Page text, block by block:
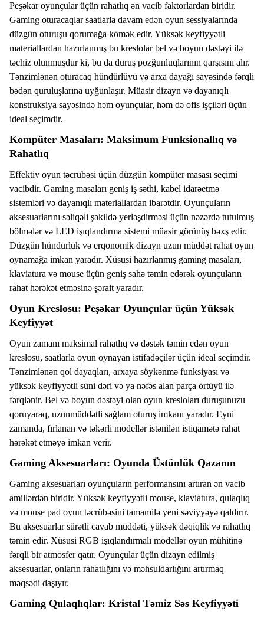
Peşəkar oyunçular üçün rahatlıq ən vacib faktorlardan biridir.
Gaming oturacaqlar saatlarla davam edən oyun sessiyalarında
düzgün oturuşu qorumağa kömək edir. Yüksək keyfiyyətli
materiallardan hazırlanmış bu kreslolar bel və boyun dəstəyi ilə
təchiz olunmuşdur ki, bu da duruş pozğunluqlarının qarşısını alır.
Tənzimlənən oturacaq hündürlüyü və arxa dayağı sayəsində fərqli
bədən quruluşlarına uyğunlaşır. Müasir dizayn və dayanıqlı
konstruksiya sayəsində həm oyunçular, həm də ofis işçiləri üçün
ideal seçimdir.
Kompüter Masaları: Maksimum Funksionallıq və
Rahatlıq
Effektiv oyun təcrübəsi üçün düzgün kompüter masası seçimi
vacibdir. Gaming masaları geniş iş səthi, kabel idarəetmə
sistemləri və dayanıqlı materiallardan ibarətdir. Oyunçuların
aksesuarlarını səliqəli şəkildə yerləşdirməsi üçün nəzərdə tutulmuş
bölmələr və LED işıqlandırma sistemi müasir görünüş bəxş edir.
Düzgün hündürlük və erqonomik dizayn uzun müddət rahat oyun
oynamağa imkan yaradır. Xüsusi hazırlanmış gaming masaları,
klaviatura və mouse üçün geniş sahə təmin edərək oyunçuların
rahat hərəkət etməsinə şərait yaradır.
Oyun Kreslosu: Peşəkar Oyunçular üçün Yüksək
Keyfiyyət
Oyun zamanı maksimal rahatlıq və dəstək təmin edən oyun
kreslosu, saatlarla oyun oynayan istifadəçilər üçün ideal seçimdir.
Tənzimlənən qol dayaqları, arxaya söykənmə funksiyası və
yüksək keyfiyyətli süni dəri və ya nəfəs alan parça örtüyü ilə
fərqlənir. Bel və boyun dəstəyi olan oyun kresloları duruşunuzu
qoruyaraq, uzunmüddətli sağlam oturuş imkanı yaradır. Eyni
zamanda, fırlanan və təkərli modellər istənilən istiqamətə rahat
hərəkət etməyə imkan verir.
Gaming Aksesuarları: Oyunda Üstünlük Qazanın
Gaming aksesuarları oyunçuların performansını artıran ən vacib
amillərdən biridir. Yüksək keyfiyyətli mouse, klaviatura, qulaqlıq
və mouse pad oyun təcrübəsini tamamilə yeni səviyyəyə qaldırır.
Bu aksesuarlar sürətli cavab müddəti, yüksək dəqiqlik və rahatlıq
təmin edir. Xüsusi RGB işıqlandırmalı modellər oyun mühitinə
fərqli bir atmosfer qatır. Oyunçular üçün dizayn edilmiş
aksesuarlar, onların rahatlığını və məhsuldarlığını artırmaq
məqsədi daşıyır.
Gaming Qulaqlıqlar: Kristal Təmiz Səs Keyfiyyəti